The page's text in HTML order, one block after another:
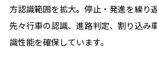
方認識範囲を拡大。停止・発進を繰り
先々行車の認識、進路判定、割り込み
識性能を確保しています。